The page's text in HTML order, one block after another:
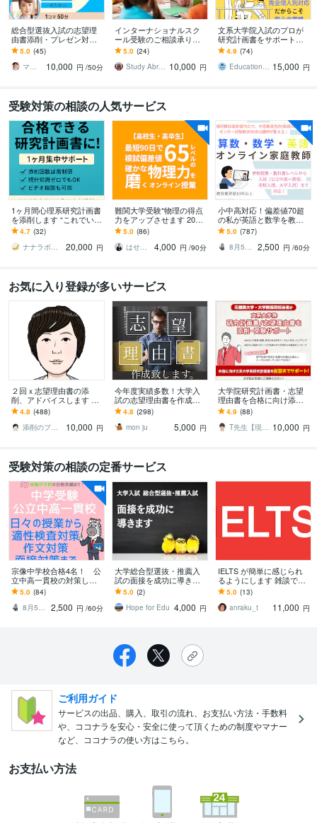
総合型選抜入試の志望理
由書添削・プレゼン対策
します 合格実績多数！指
導歴26年トップ講師が合
格ラインに仕上げます
5.0 (45)
マキ先生 大学受験指導歴26年プロ講師
10,000 円 /50分
インターナショナルスク
ール受験のご相談承りま
す お子様のインター、ボ
ーディング、帰国子女受
験がご心配な方へ
5.0 (24)
Study Abroad 10,000 円
文系大学院入試のプロが
研究計画書をサポートま
す 文系大学院出身現教員
が合格に向けた研究計画
書を一緒に考えます
4.9 (74)
Education LABO 15,000 円
受験対策の相談の人気サービス
1ヶ月間心理系研究計画書
を添削します “これでいい
のかな？”から、“これで行
ける”へ
4.7 (32)
ナナラボ 寺島
20,000 円
難関大学受験*物理の得点
力をアップさせます 2026
年5月までにお申し込みの
方限定です。
5.0 (86)
はせがわ＠難関大物理で点をとらせるコーチ
4,000 円 /90分
小中高対応！偏差値70超
の私が英語と数学を教え
ます 指導歴13年で500名
指導の私が、わかる楽し
さ気づかせます！
5.0 (787)
8月5日から7日はお休みいただきます
2,500 円 /60分
お気に入り登録が多いサービス
２回ｘ志望理由書の添
削、アドバイスします 大
学入試、大学院入試、専
門学校を受験される方に
4.8 (488)
添削のプロJun★受験・教育アドバイザー
10,000 円
今年度実績多数！大学入
試の志望理由書を作成し
ます 【即日納品可能！】
プロの文章で志望校に合
格しましょう
4.8 (298)
mon ju
5,000 円
大学院研究計画書・志望
理由書を合格に向け添削
します 元某難関大学・大
学院採用担当者が添削し
ます(面接サポート含)
4.9 (88)
T先生【現役研究者、心理学者、経営者】 10,000 円
受験対策の相談の定番サービス
宗像中学校合格4名！ 公
立中高一貫校の対策しま
す 元個別指導塾教室長が
中学受験対策いたしま
す！
5.0 (84)
8月5日から7日はお休みいただきます
2,500 円 /60分
大学総合型選抜・推薦入
試の面接を成功に導きま
す これから面接の方！５
００件以上の実績あるプ
ロが添削します。
5.0 (2)
Hope for Edu 4,000 円
IELTS が簡単に感じられ
るようにします 雑談で身
につくアイエルツ！ 初心
者専用！ご一緒に解いて
実感！
5.0 (13)
anraku_t
11,000 円
ご利用ガイド
サービスの出品、購入、取引の流れ、お支払い方法・手数料
や、ココナラを安心・安全に使って頂くための制度やマナー
など、ココナラの使い方はこちら。
お支払い方法